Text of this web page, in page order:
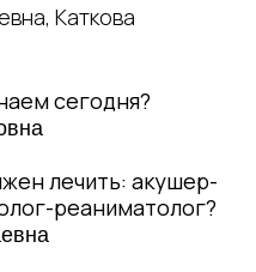
Каткова
сегодня?
лечить: акушер-
реаниматолог?